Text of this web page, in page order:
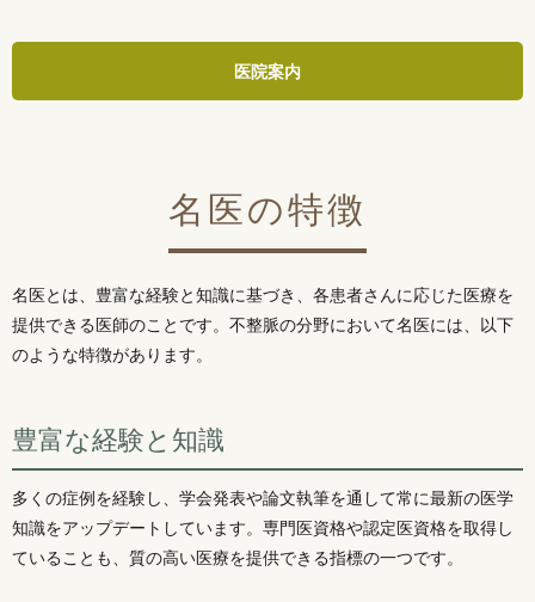
医院案内
名医の特徴
名医とは、豊富な経験と知識に基づき、各患者さんに応じた医療を
提供できる医師のことです。不整脈の分野において名医には、以下
のような特徴があります。
豊富な経験と知識
多くの症例を経験し、学会発表や論文執筆を通して常に最新の医学
知識をアップデートしています。専門医資格や認定医資格を取得し
ていることも、質の高い医療を提供できる指標の一つです。